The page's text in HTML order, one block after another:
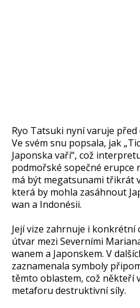
Ryo Tatsuki nyní varuje
Ve svém snu popsala, jak
Japonska vaří“, což
podmořské sopečné erupce
má být megatsunami třikrát
která by mohla zasáhnout
wan a Indonésii.
Její vize zahrnuje i
útvar mezi Severními
wanem a Japonskem. V
zaznamenala symboly
těmto oblastem, což někteří
metaforu destruktivní síly.